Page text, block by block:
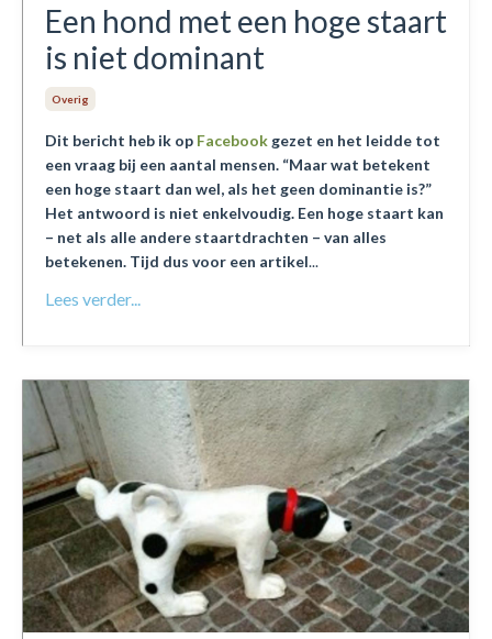
Een hond met een hoge staart
is niet dominant
Overig
Dit bericht heb ik op Facebook gezet en het leidde tot
een vraag bij een aantal mensen. “Maar wat betekent
een hoge staart dan wel, als het geen dominantie is?”
Het antwoord is niet enkelvoudig. Een hoge staart kan
– net als alle andere staartdrachten – van alles
betekenen. Tijd dus voor een artikel...
Lees verder...